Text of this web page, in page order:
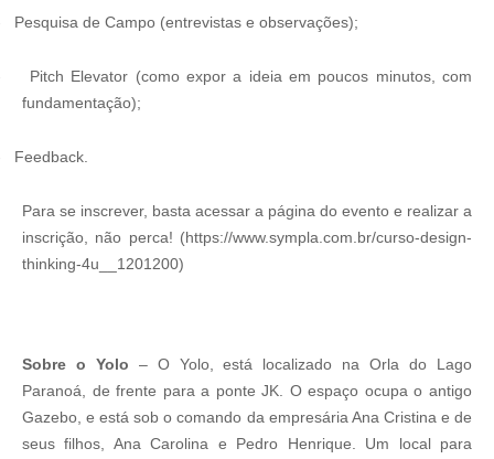
Pesquisa de Campo (entrevistas e observações);
Pitch Elevator (como expor a ideia em poucos minutos, com
fundamentação);
Feedback.
Para se inscrever, basta acessar a página do evento e realizar a
inscrição, não perca! (https://www.sympla.com.br/curso-design-
thinking-4u__1201200)
Sobre o Yolo – O Yolo, está localizado na Orla do Lago
Paranoá, de frente para a ponte JK. O espaço ocupa o antigo
Gazebo, e está sob o comando da empresária Ana Cristina e de
seus filhos, Ana Carolina e Pedro Henrique. Um local para